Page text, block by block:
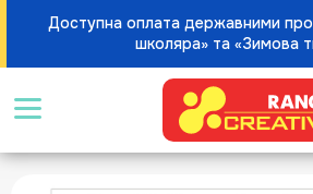
Доступна оплата державними
школяра» та «Зимова